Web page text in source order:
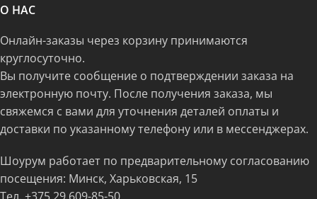
О НАС
Онлайн-заказы через корзину принимаются
круглосуточно.
Вы получите сообщение о подтверждении заказа на
электронную почту. После получения заказа, мы
свяжемся с вами для уточнения деталей оплаты и
доставки по указанному телефону или в мессенджерах.
Шоурум работает по предварительному согласованию
посещения: Минск, Харьковская, 15